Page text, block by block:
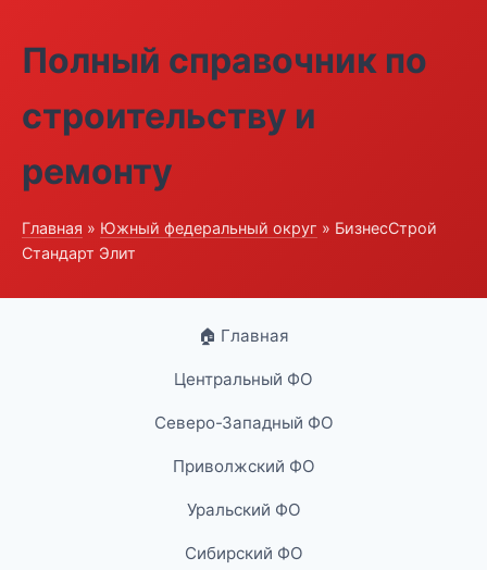
Полный справочник по
строительству и
ремонту
Главная » Южный федеральный округ » БизнесСтрой
Стандарт Элит
🏠 Главная
Центральный ФО
Северо-Западный ФО
Приволжский ФО
Уральский ФО
Сибирский ФО